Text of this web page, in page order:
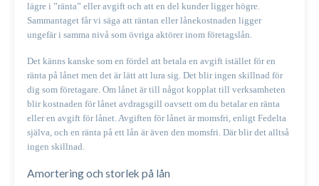
lägre i ”ränta” eller avgift och att en del kunder ligger högre.
Sammantaget får vi säga att räntan eller lånekostnaden ligger
ungefär i samma nivå som övriga aktörer inom företagslån.
Det känns kanske som en fördel att betala en avgift istället för en
ränta på lånet men det är lätt att lura sig. Det blir ingen skillnad för
dig som företagare. Om lånet är till något kopplat till verksamheten
blir kostnaden för lånet avdragsgill oavsett om du betalar en ränta
eller en avgift för lånet. Avgiften för lånet är momsfri, enligt Fedelta
själva, och en ränta på ett lån är även den momsfri. Där blir det alltså
ingen skillnad.
Amortering och storlek på lån